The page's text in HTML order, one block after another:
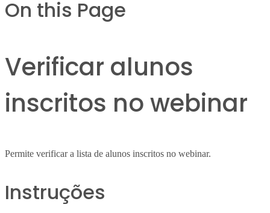
On this Page
Verificar alunos
inscritos no webinar
Permite verificar a lista de alunos inscritos no webinar.
Instruções